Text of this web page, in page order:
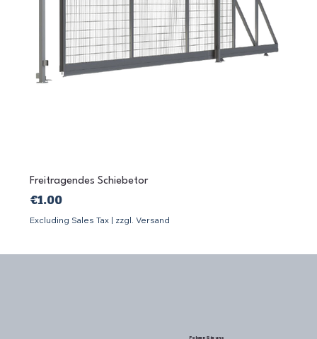
Freitragendes Schiebetor
Price
€1.00
Excluding Sales Tax | zzgl. Versand
Folgen Sie uns